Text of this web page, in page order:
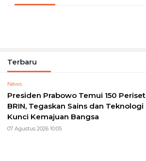
Terbaru
News
Presiden Prabowo Temui 150 Periset
BRIN, Tegaskan Sains dan Teknologi
Kunci Kemajuan Bangsa
07 Agustus 2026 10:05